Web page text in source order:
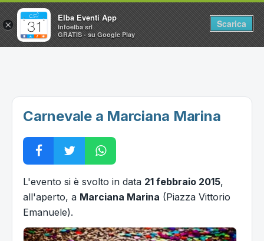
Home
Vacanze all'Isola d'Elba
Carnevale a Marciana Marina
L'evento si è svolto in data 21 febbraio 2015,
all'aperto, a Marciana Marina (Piazza Vittorio
Emanuele).
×
Elba Eventi App
Infoelba srl
GRATIS - su Google Play
Scarica